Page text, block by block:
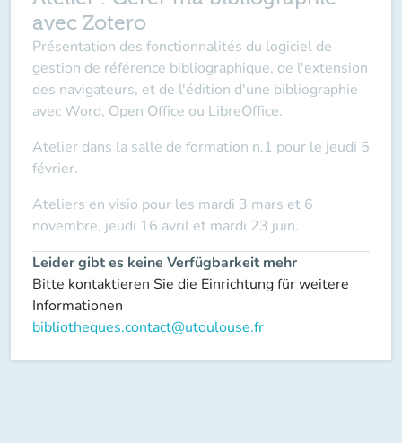
avec Zotero
Présentation des fonctionnalités du logiciel de
gestion de référence bibliographique, de l'extension
des navigateurs, et de l'édition d'une bibliographie
avec Word, Open Office ou LibreOffice.
Atelier dans la salle de formation n.1 pour le jeudi 5
février.
Ateliers en visio pour les mardi 3 mars et 6
novembre, jeudi 16 avril et mardi 23 juin.
Leider gibt es keine Verfügbarkeit mehr
Bitte kontaktieren Sie die Einrichtung für weitere
Informationen
bibliotheques.contact@utoulouse.fr